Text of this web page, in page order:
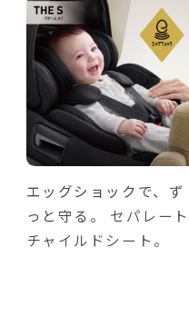
エッグショックで、ず
っと守る。
セパレート
チャイルドシート。